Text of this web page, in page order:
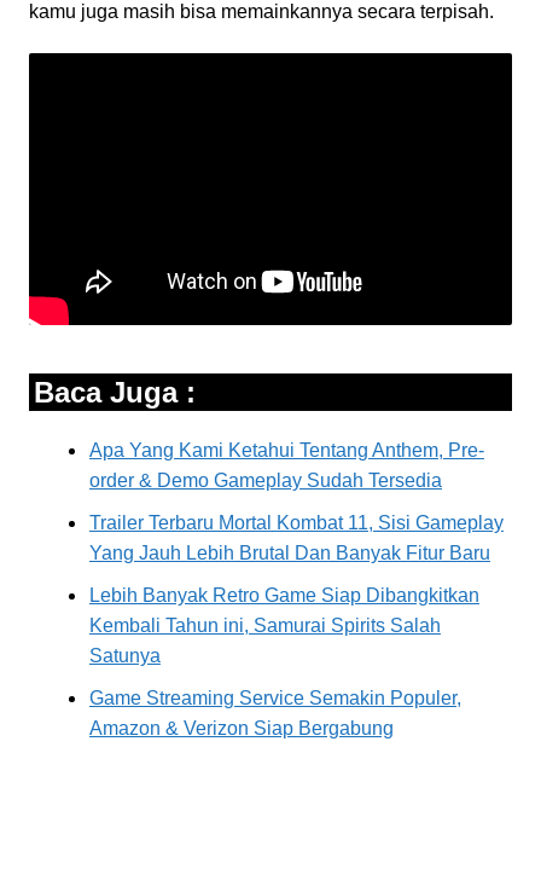
kamu juga masih bisa memainkannya secara terpisah.
Baca Juga :
Apa Yang Kami Ketahui Tentang Anthem, Pre-
order & Demo Gameplay Sudah Tersedia
Trailer Terbaru Mortal Kombat 11, Sisi Gameplay
Yang Jauh Lebih Brutal Dan Banyak Fitur Baru
Lebih Banyak Retro Game Siap Dibangkitkan
Kembali Tahun ini, Samurai Spirits Salah
Satunya
Game Streaming Service Semakin Populer,
Amazon & Verizon Siap Bergabung